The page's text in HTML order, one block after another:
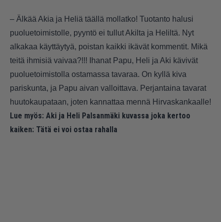
– Älkää Akia ja Heliä täällä mollatko! Tuotanto halusi
puoluetoimistolle, pyyntö ei tullut Akilta ja Heliltä. Nyt
alkakaa käyttäytyä, poistan kaikki ikävät kommentit. Mikä
teitä ihmisiä vaivaa?!!! Ihanat Papu, Heli ja Aki kävivät
puoluetoimistolla ostamassa tavaraa. On kyllä kiva
pariskunta, ja Papu aivan valloittava. Perjantaina tavarat
huutokaupataan, joten kannattaa mennä Hirvaskankaalle!
Lue myös: Aki ja Heli Palsanmäki kuvassa joka kertoo
kaiken: Tätä ei voi ostaa rahalla